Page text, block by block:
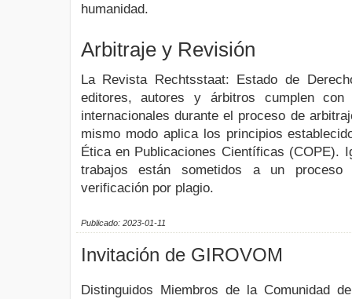
humanidad.
Arbitraje y Revisión
La Revista Rechtsstaat: Estado de
editores, autores y árbitros cumplen
internacionales durante el proceso de
mismo modo aplica los principios
Ética en Publicaciones Científicas (COPE).
trabajos están sometidos a un
verificación por plagio.
Publicado: 2023-01-11
Invitación de GIROVOM
Distinguidos Miembros de la Comunidad